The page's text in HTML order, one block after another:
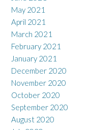
May 2021
April 2021
March 2021
February 2021
January 2021
December 2020
November 2020
October 2020
September 2020
August 2020